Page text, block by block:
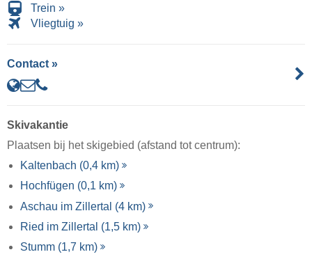
Trein »
Vliegtuig »
Contact »
Skivakantie
Plaatsen bij het skigebied (afstand tot centrum):
Kaltenbach (0,4 km)
Hochfügen (0,1 km)
Aschau im Zillertal (4 km)
Ried im Zillertal (1,5 km)
Stumm (1,7 km)